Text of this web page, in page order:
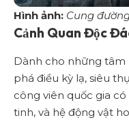
Hình ảnh: Cung
Cảnh Quan Độc
Dành cho những
phá điều kỳ lạ, siêu
công viên quốc gia
tinh, và hệ động vật